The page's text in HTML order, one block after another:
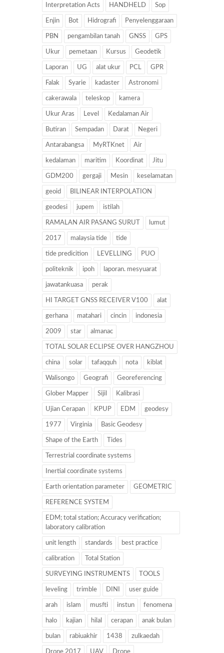
Interpretation Acts HANDHELD Sop
Enjin Bot Hidrografi Penyelenggaraan
PBN pengambilan tanah GNSS GPS
Ukur pemetaan Kursus Geodetik
Laporan UG alat ukur PCL GPR
Falak Syarie kadaster Astronomi
cakerawala teleskop kamera
Ukur Aras Level Kedalaman Air
Butiran Sempadan Darat Negeri
Antarabangsa MyRTKnet Air
kedalaman maritim Koordinat Jitu
GDM200 gergaji Mesin keselamatan
geoid BILINEAR INTERPOLATION
geodesi jupem istilah
RAMALAN AIR PASANG SURUT lumut
2017 malaysia tide tide
tide predicition LEVELLING PUO
politeknik ipoh laporan. mesyuarat
jawatankuasa perak
HI TARGET GNSS RECEIVER V100 alat
gerhana matahari cincin indonesia
2009 star almanac
TOTAL SOLAR ECLIPSE OVER HANGZHOU
china solar tafaqquh nota kiblat
Walisongo Geografi Georeferencing
Glober Mapper Sijil Kalibrasi
Ujian Cerapan KPUP EDM geodesy
1977 Virginia Basic Geodesy
Shape of the Earth Tides
Terrestrial coordinate systems
Inertial coordinate systems
Earth orientation parameter GEOMETRIC
REFERENCE SYSTEM
EDM; total station; Accuracy verification;
laboratory calibration
unit length standards best practice
calibration Total Station
SURVEYING INSTRUMENTS TOOLS
leveling trimble DINI user guide
arah islam musfti instun fenomena
halo kajian hilal cerapan anak bulan
bulan rabiuakhir 1438 zulkaedah
Drone 2017 UAV Drone